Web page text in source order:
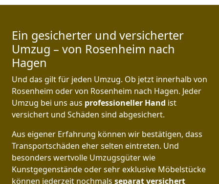
Ein gesicherter und versicherter
Umzug – von Rosenheim nach
Hagen
Und das gilt für jeden Umzug. Ob jetzt innerhalb von
Rosenheim oder von Rosenheim nach Hagen. Jeder
Umzug bei uns aus professioneller Hand ist
versichert und Schäden sind abgesichert.
Aus eigener Erfahrung können wir bestätigen, dass
Transportschäden eher selten eintreten. Und
besonders wertvolle Umzugsgüter wie
Kunstgegenstände oder sehr exklusive Möbelstücke
können jederzeit nochmals separat versichert